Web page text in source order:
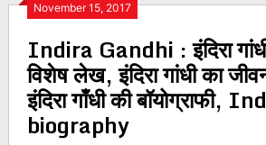
November 15, 2017
Indira Gandhi : इंदिरा
विशेष लेख, इंदिरा गांधी का
इंदिरा गाँधी की बॉयोग्राफी,
biography
Posts
navigation